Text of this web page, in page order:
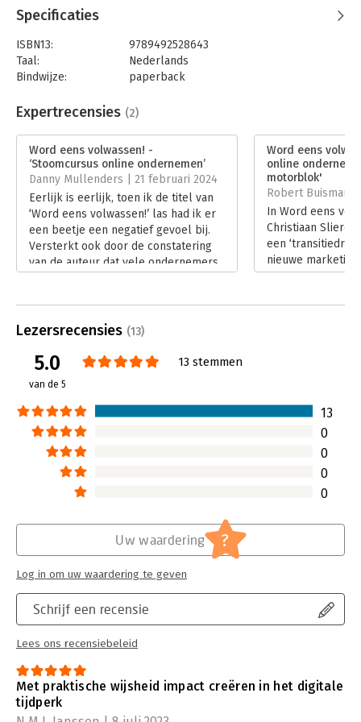
Specificaties
ISBN13:
9789492528643
Taal:
Nederlands
Bindwijze:
paperback
Uitgever:
S2 Uitgevers
Verschijningsdatum:
Hoofdrubriek: Marketing
Expertrecensies (2)
Word eens volwassen! -
‘Stoomcursus online ondernemen’
Danny Mullenders | 21 februari 2024
Eerlijk is eerlijk, toen ik de titel van
‘Word eens volwassen!’ las had ik er
een beetje een negatief gevoel bij.
Versterkt ook door de constatering
van de auteur dat vele ondernemers
maakte plaats voor enthousiasme en
Lees verder
Word eens
online
motorblok'
Robert Buisman |
In Word eens
Christiaan
een
nieuwe
als ondernemer
neemt hij je
Lezersrecensies (13)
5.0
van de 5
13 stemmen
13
0
0
0
0
Schrijf een recensie
Lees ons recensiebeleid
Uw waardering ?
Log in om uw waardering te geven
Met praktische wijsheid impact creëren in het digitale
tijdperk